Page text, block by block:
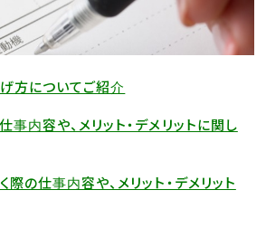
方についてご紹介
事内容や、メリット・デメリットに関し
の仕事内容や、メリット・デメリット